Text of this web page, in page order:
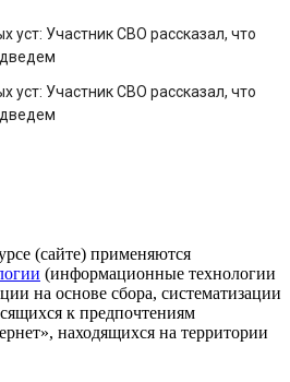
уст: Участник СВО рассказал, что
уст: Участник СВО рассказал, что
(сайте) применяются
(информационные технологии
на основе сбора, систематизации
к предпочтениям
находящихся на территории